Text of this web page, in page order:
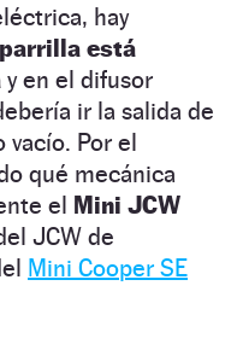
hay
está
y en el difusor
ir la salida de
vacío. Por el
qué mecánica
el Mini JCW
JCW de
Mini Cooper SE